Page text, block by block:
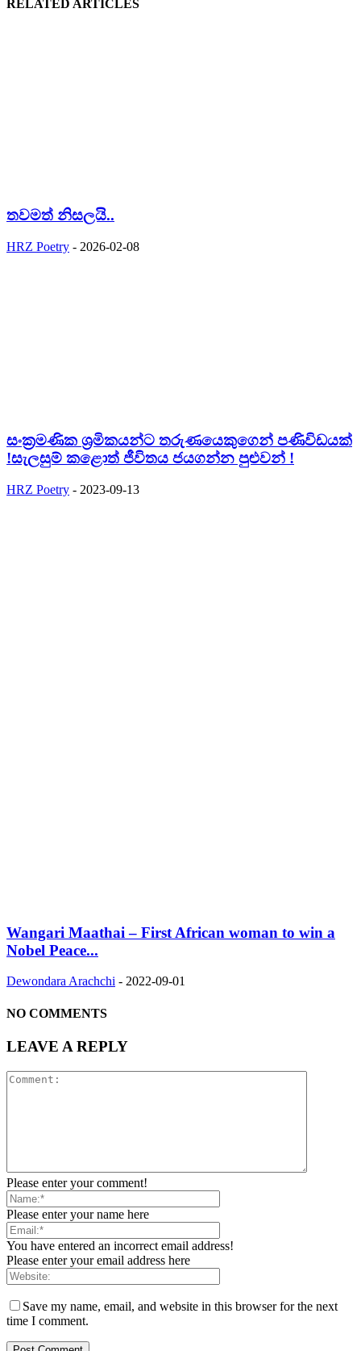
RELATED ARTICLES
තවමත් නිසලයි..
HRZ Poetry - 2026-02-08
සංක්‍රමණික ශ්‍රමිකයන්ට තරුණයෙකුගෙන් පණිවිඩයක්
!සැලසුම් කළොත් ජීවිතය ජයගන්න පුළුවන් !
HRZ Poetry - 2023-09-13
Wangari Maathai – First African woman to win a
Nobel Peace...
Dewondara Arachchi - 2022-09-01
NO COMMENTS
LEAVE A REPLY
Please enter your comment!
Please enter your name here
You have entered an incorrect email address!
Please enter your email address here
Save my name, email, and website in this browser for the next
time I comment.